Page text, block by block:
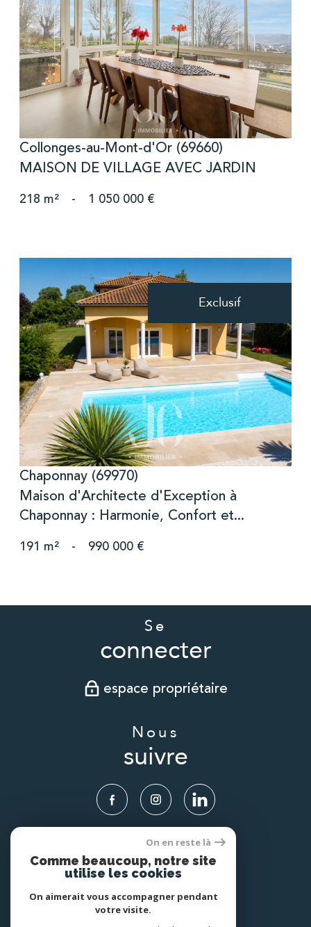
voir le bien
Collonges-au-Mont-d'Or (69660)
MAISON DE VILLAGE AVEC JARDIN
218 m² - 1 050 000 €
Exclusif
voir le bien
Chaponnay (69970)
Maison d'Architecte d'Exception à
Chaponnay : Harmonie, Confort et...
191 m² - 990 000 €
Se
connecter
espace propriétaire
Nous
suivre
Nous
adhérons
On en reste là
Comme beaucoup, notre site
utilise les cookies
On aimerait vous accompagner pendant
votre visite.